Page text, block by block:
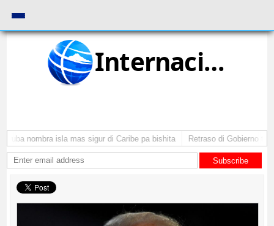
Internacional
nombra isla mas sigur di Caribe pa bishita Retraso di Gobierno ta
Subscribe